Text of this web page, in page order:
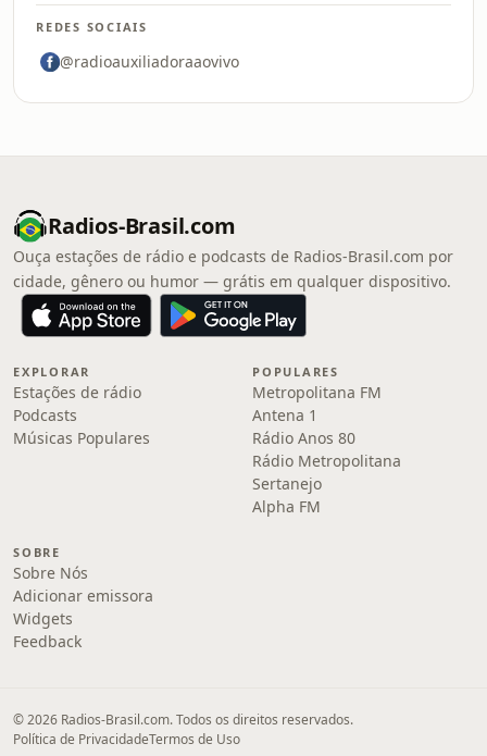
REDES SOCIAIS
@radioauxiliadoraaovivo
Radios-Brasil.com
Ouça estações de rádio e podcasts de Radios-Brasil.com por
cidade, gênero ou humor — grátis em qualquer dispositivo.
EXPLORAR
Estações de rádio
Podcasts
Músicas Populares
POPULARES
Metropolitana FM
Antena 1
Rádio Anos 80
Rádio Metropolitana
Sertanejo
Alpha FM
SOBRE
Sobre Nós
Adicionar emissora
Widgets
Feedback
© 2026 Radios-Brasil.com. Todos os direitos reservados.
Política de PrivacidadeTermos de Uso